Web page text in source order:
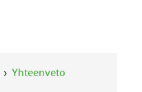
Yhteenveto